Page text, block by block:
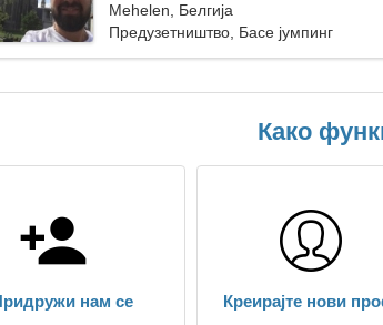
Mehelen, Белгија
Предузетништво, Басе јумпинг
Како
нам се Креирајте нови